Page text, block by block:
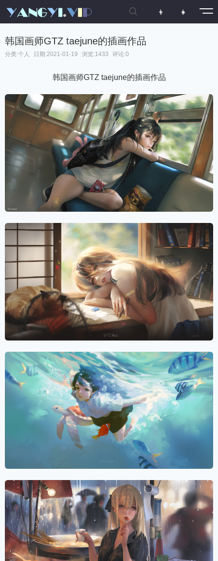
👦 👧

韩国画师GTZ taejune的插画作品
分类:个人 日期:2021-01-19 浏览:1433 评论:0
韩国画师GTZ taejune的插画作品